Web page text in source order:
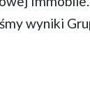
wyniki